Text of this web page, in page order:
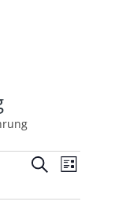
SucheListe